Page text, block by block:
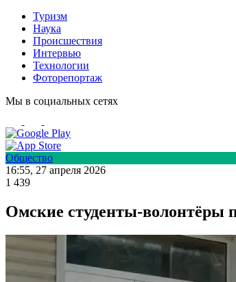
Туризм
Наука
Происшествия
Интервью
Технологии
Фоторепортаж
Мы в социальных сетях
Общество
16:55, 27 апреля 2026
1 439
Омские студенты-волонтёры